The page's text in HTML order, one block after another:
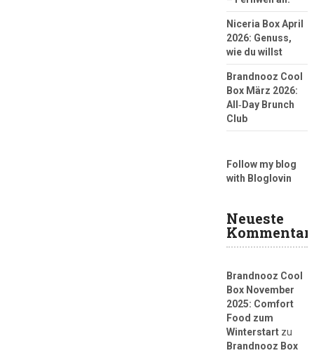
Niceria Box April
2026: Genuss,
wie du willst
Brandnooz Cool
Box März 2026:
All‑Day Brunch
Club
Follow my blog
with Bloglovin
Neueste
Brandnooz Cool
Box November
2025: Comfort
Food zum
Winterstartzu
Brandnooz Box